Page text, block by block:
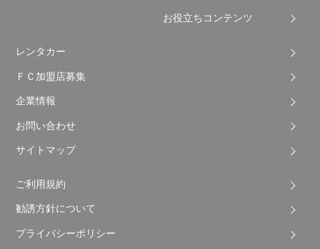
お役立ちコンテンツ
レンタカー
ＦＣ加盟店募集
企業情報
お問い合わせ
サイトマップ
ご利用規約
勧誘方針について
プライバシーポリシー